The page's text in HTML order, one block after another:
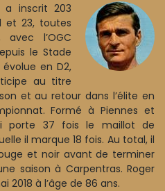
a inscrit 203
et 23, toutes
avec l’OGC
le Stade
en D2,
au titre
et au retour dans l’élite en
Formé à Piennes et
porte 37 fois le maillot de
il marque 18 fois. Au total, il
et noir avant de terminer
saison à Carpentras. Roger
2018 à l’âge de 86 ans.